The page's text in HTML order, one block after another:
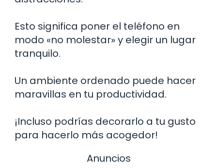
Esto significa poner el teléfono en
modo «no molestar» y elegir un lugar
tranquilo.
Un ambiente ordenado puede hacer
maravillas en tu productividad.
¡Incluso podrías decorarlo a tu gusto
para hacerlo más acogedor!
Anuncios